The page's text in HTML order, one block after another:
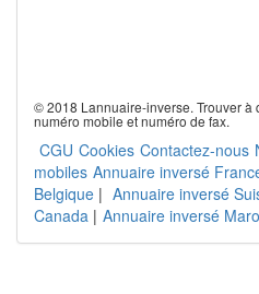
© 2018 Lannuaire-inverse. Trouver à
numéro mobile et numéro de fax.
CGU Cookies Contactez-nous
mobiles Annuaire inversé
Belgique | Annuaire inversé
Canada | Annuaire inversé